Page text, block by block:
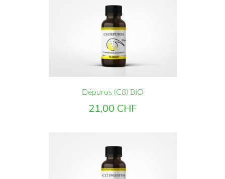
Dépuros (C8) BIO
Prix
21,00 CHF